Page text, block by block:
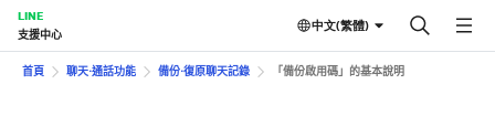
LINE
支援中心
中文(繁體)
首頁 聊天⋅通話功能 備份⋅復原聊天記錄 「備份啟用碼」的基本說明